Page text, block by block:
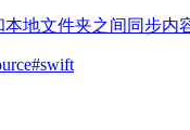
本地文件夹之间同步内
#swift